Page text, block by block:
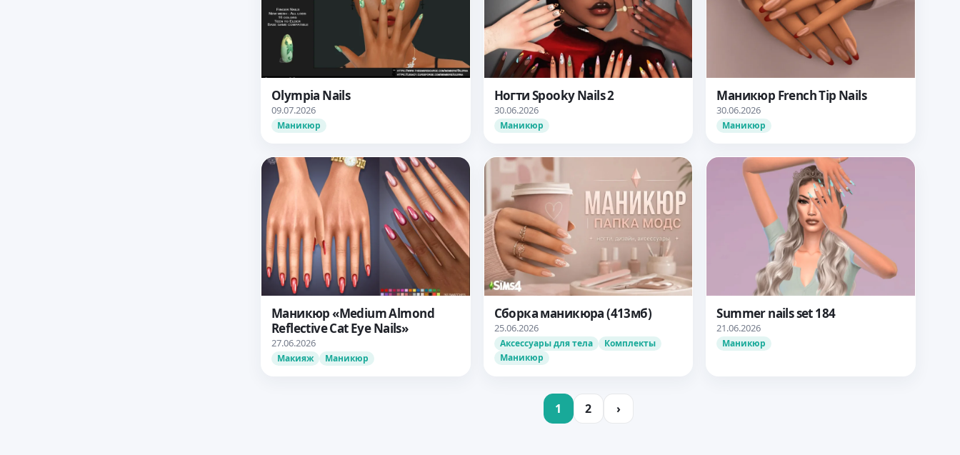
Olympia Nails
09.07.2026
Маникюр
Ногти Spooky Nails 2
30.06.2026
Маникюр
Маникюр French Tip Nails
30.06.2026
Маникюр
Маникюр «Medium Almond
Reflective Cat Eye Nails»
27.06.2026
Макияж Маникюр
Сборка маникюра (413мб)
25.06.2026
Аксессуары для тела
Комплекты
Маникюр
Summer nails set 184
21.06.2026
Маникюр
1 2 ›